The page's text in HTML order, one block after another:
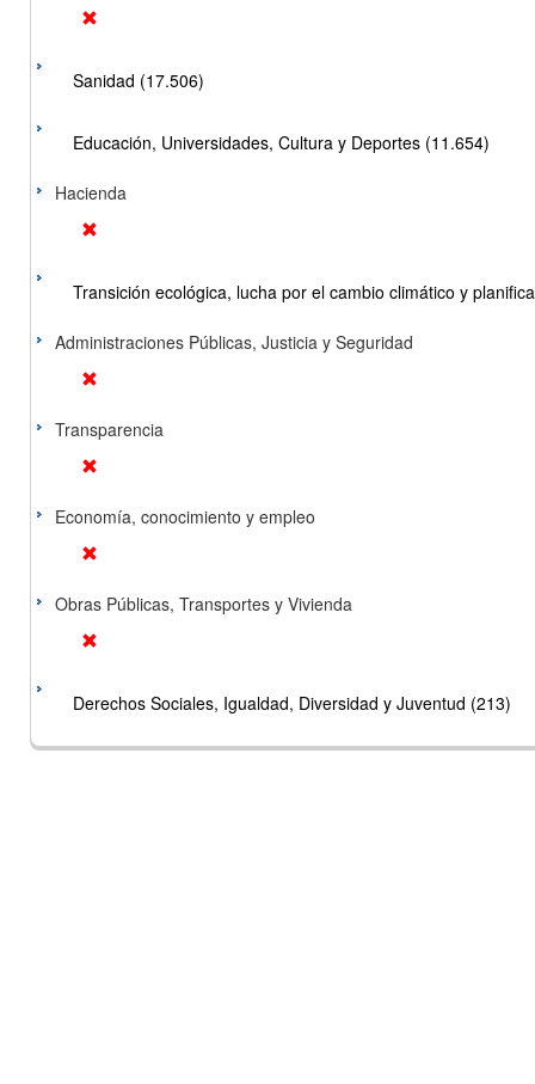
Sanidad (17.506)
Educación, Universidades, Cultura y Deportes (11.654)
Hacienda
Transición ecológica, lucha por el cambio climático y
Administraciones Públicas, Justicia y Seguridad
Transparencia
Economía, conocimiento y empleo
Obras Públicas, Transportes y Vivienda
Derechos Sociales, Igualdad, Diversidad y Juventud (213)